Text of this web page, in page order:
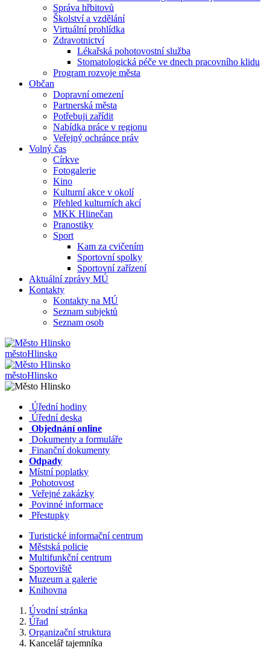
Správa hřbitovů
Školství a vzdělání
Virtuální prohlídka
Zdravotnictví
Lékařská pohotovostní služba
Stomatologická péče ve dnech pracovního klidu
Program rozvoje města
Občan
Dopravní omezení
Partnerská města
Potřebuji zařídit
Nabídka práce v regionu
Veřejný ochránce práv
Volný čas
Církve
Fotogalerie
Kino
Kulturní akce v okolí
Přehled kulturních akcí
MKK Hlinečan
Pranostiky
Sport
Kam za cvičením
Sportovní spolky
Sportovní zařízení
Aktuální zprávy MÚ
Kontakty
Kontakty na MÚ
Seznam subjektů
Seznam osob
městoHlinsko
městoHlinsko
Úřední hodiny
Úřední deska
Objednání online
Dokumenty a formuláře
Finanční dokumenty
Odpady
Místní poplatky
Pohotovost
Veřejné zakázky
Povinné informace
Přestupky
Turistické informační centrum
Městská policie
Multifunkční centrum
Sportoviště
Muzeum a galerie
Knihovna
Úvodní stránka
Úřad
Organizační struktura
Kancelář tajemníka